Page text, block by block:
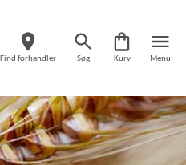
Find forhandler Søg Kurv Menu